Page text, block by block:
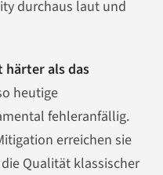
durchaus laut und
härter als das
heutige
fehleranfällig.
erreichen sie
Qualität klassischer